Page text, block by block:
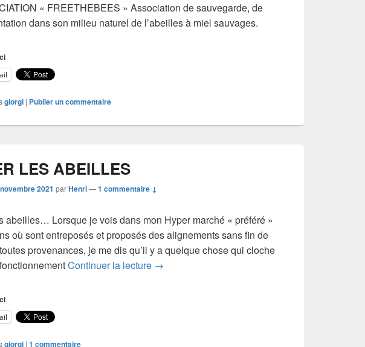
« FREETHEBEES » Association de sauvegarde, de
dans son milieu naturel de l’abeilles à miel sauvages.
giorgi | Publier un commentaire
LES ABEILLES
2021 parHenri—1 commentaire ↓
abeilles… Lorsque je vois dans mon Hyper marché « préféré »
où sont entreposés et proposés des alignements sans fin de
provenances, je me dis qu’il y a quelque chose qui cloche
Continuer la lecture AIDER LES ABEILLES
→
giorgi | 1 commentaire